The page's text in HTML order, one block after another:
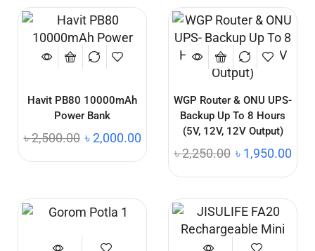
Havit PB80 10000mAh
Power Bank
৳2,500.00 ৳2,000.00
WGP Router & ONU UPS-
Backup Up To 8 Hours
(5V, 12V, 12V Output)
৳2,250.00 ৳ 1,950.00